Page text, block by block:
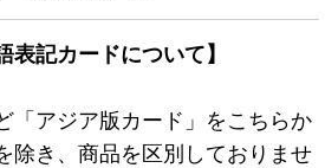
表記カードについて】
「アジア版カード」をこちらか
除き、商品を区別しておりませ